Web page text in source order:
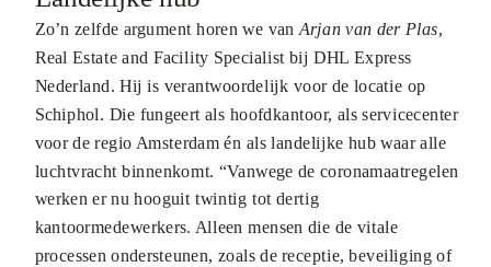
Zo’n zelfde argument horen we vanArjan van der Plas,
Real Estate and Facility Specialist bij DHL Express
Nederland. Hij is verantwoordelijk voor de locatie op
Schiphol. Die fungeert als hoofdkantoor, als servicecenter
voor de regio Amsterdam én als landelijke hub waar alle
luchtvracht binnenkomt. “Vanwege de coronamaatregelen
werken er nu hooguit twintig tot dertig
kantoormedewerkers. Alleen mensen die de vitale
processen ondersteunen, zoals de receptie, beveiliging of